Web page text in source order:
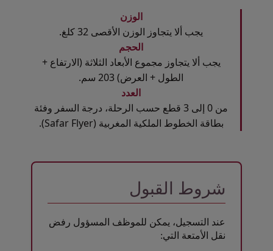
الوزن
يجب ألا يتجاوز الوزن الأقصى 32 كلغ.
الحجم
يجب ألا يتجاوز مجموع الأبعاد الثلاثة (الارتفاع +
الطول + العرض) 203 سم.
العدد
من 0 إلى 3 قطع حسب الرحلة، درجة السفر وفئة
بطاقة الخطوط الملكية المغربية (Safar Flyer).
شروط القبول
عند التسجيل، يمكن للموظف المسؤول رفض
نقل الأمتعة التي: